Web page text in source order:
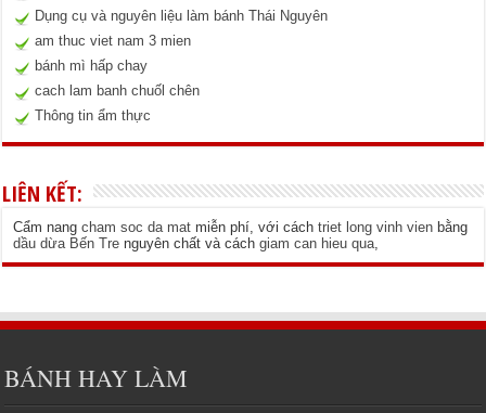
Dụng cụ và nguyên liệu làm bánh Thái Nguyên
am thuc viet nam 3 mien
bánh mì hấp chay
cach lam banh chuốl chên
Thông tin ẩm thực
LIÊN KẾT:
Cẩm nangcham soc da mat miễn phí, với cáchtriet long vinh vien bằng
dầu dừa Bến Tre nguyên chất và cáchgiam can hieu qua
BÁNH HAY LÀM